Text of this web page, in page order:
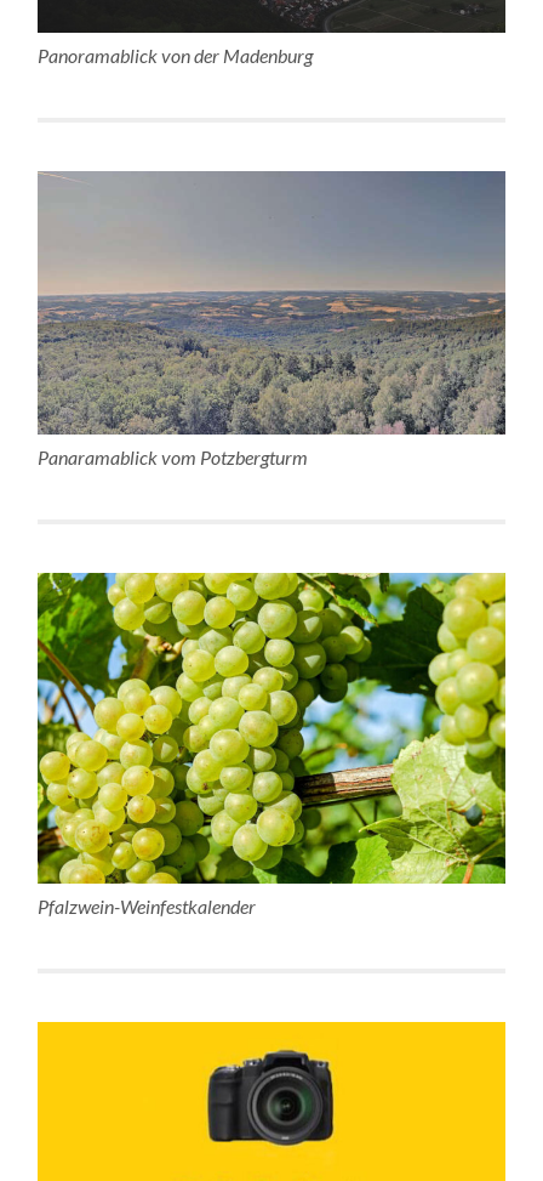
Panoramablick von der Madenburg
Panaramablick vom Potzbergturm
Pfalzwein-Weinfestkalender